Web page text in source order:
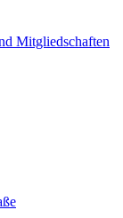
Mitgliedschaften